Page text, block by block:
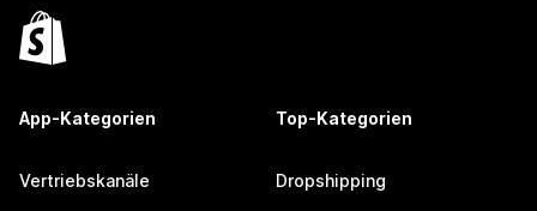
App-Kategorien
Vertriebskanäle
Top-Kategorien
Dropshipping